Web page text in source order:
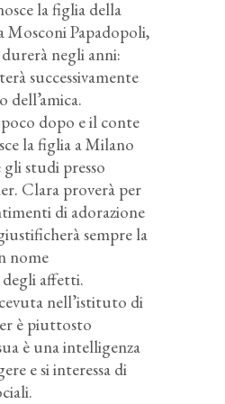
la figlia della
Mosconi Papadopoli,
durerà negli anni:
successivamente
dell’amica.
dopo e il conte
la figlia a Milano
studi presso
Clara proverà per
di adorazione
sempre la
nome
affetti.
nell’istituto di
è piuttosto
è una intelligenza
e si interessa di